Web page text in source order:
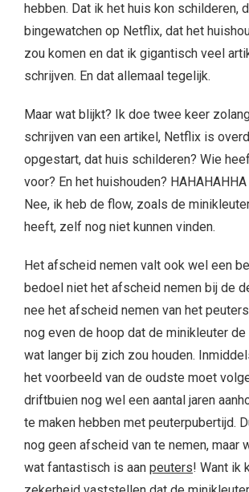
hebben. Dat ik het huis kon schilderen,
bingewatchen op Netflix, dat het
zou komen en dat ik gigantisch veel
schrijven. En dat allemaal tegelijk.
Maar wat blijkt? Ik doe twee keer
schrijven van een artikel, Netflix is
opgestart, dat huis schilderen? Wie
voor? En het huishouden?
Nee, ik heb de flow, zoals de
heeft, zelf nog niet kunnen vinden.
Het afscheid nemen valt ook wel een
bedoel niet het afscheid nemen bij de
nee het afscheid nemen van het
nog even de hoop dat de minikleuter
wat langer bij zich zou houden.
het voorbeeld van de oudste moet
driftbuien nog wel een aantal jaren
te maken hebben met peuterpubertijd.
nog geen afscheid van te nemen, maar
wat fantastisch is aan peuters! Want ik